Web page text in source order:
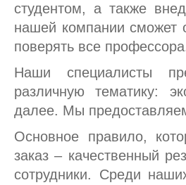
студентом, а также
нашей компании сможет
поверять все
Наши специалисты
различную тематику:
далее. Мы
Основное правило,
заказ – качественный
сотрудники. Среди